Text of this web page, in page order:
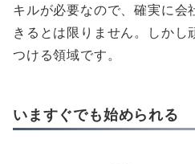
キルが必要なので、確実に会
きるとは限りません。しかし
つける領域です。
いますぐでも始められる